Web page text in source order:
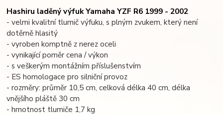
Hashiru laděný výfuk Yamaha YZF R6 1999 - 2002
- velmi kvalitní tlumič výfuku, s plným zvukem, který není
dotěrně hlasitý
- vyroben komptně z nerez oceli
- vynikající poměr cena / výkon
- s veškerým montážním příslušenstvím
- ES homologace pro silniční provoz
- rozměry: průměr 10,5 cm, celková délka 40 cm, délka
vnějšího pláště 30 cm
- hmotnost tlumiče 1,7 kg